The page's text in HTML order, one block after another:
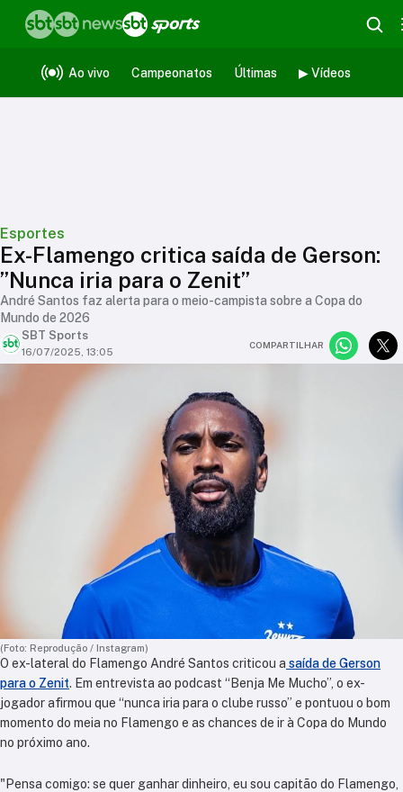
Ao vivo Campeonatos Últimas ▶ Vídeos
Esportes
Ex-Flamengo critica saída de Gerson:
”Nunca iria para o Zenit”
André Santos faz alerta para o meio-campista sobre a Copa do
Mundo de 2026
SBT Sports
16/07/2025, 13:05
COMPARTILHAR
(Foto: Reprodução / Instagram)
O ex-lateral do Flamengo André Santos criticou a saída de Gerson
para o Zenit. Em entrevista ao podcast “Benja Me Mucho”, o ex-
jogador afirmou que “nunca iria para o clube russo” e pontuou o bom
momento do meia no Flamengo e as chances de ir à Copa do Mundo
no próximo ano.
"Pensa comigo: se quer ganhar dinheiro, eu sou capitão do Flamengo,